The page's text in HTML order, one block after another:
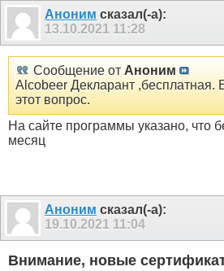
Аноним сказал(-а):
13.10.2021 11:28
Сообщение от Аноним
Alcobeer Декларант ,бесплатная.
этот вопрос.
На сайте программы указано, что
месяц
Аноним сказал(-а):
19.10.2021 11:04
Внимание, новые